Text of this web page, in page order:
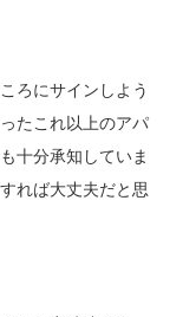
ろにサインしよう
たこれ以上のアパ
十分承知していま
れば大丈夫だと思